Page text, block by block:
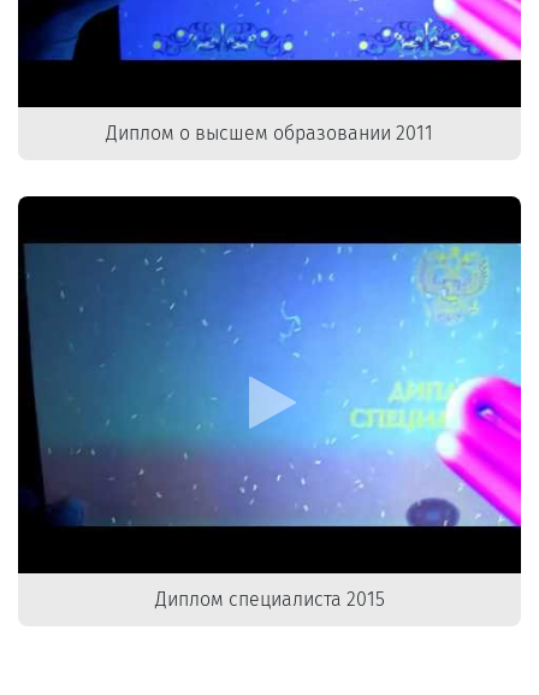
Диплом о высшем образовании 2011
Диплом специалиста 2015